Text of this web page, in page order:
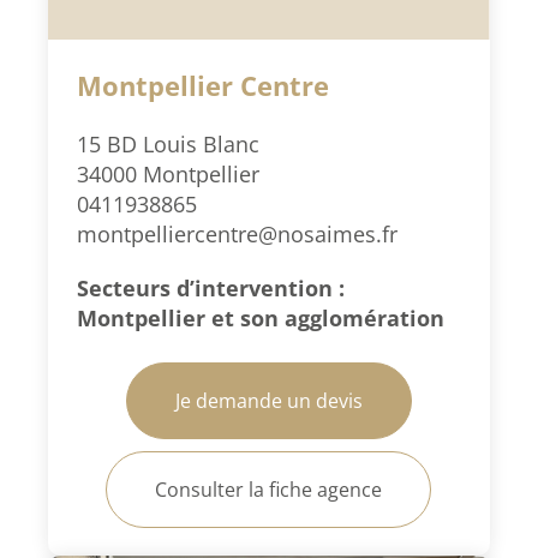
Montpellier Centre
15 BD Louis Blanc
34000 Montpellier
0411938865
montpelliercentre@nosaimes.fr
Secteurs d’intervention :
Montpellier et son agglomération
Je demande un devis
Consulter la fiche agence